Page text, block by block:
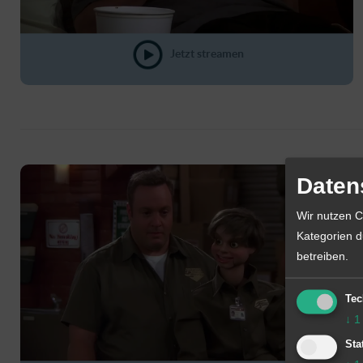
Jetzt streamen
Wir nutzen
Kategorien
betreiben.
↓ 1